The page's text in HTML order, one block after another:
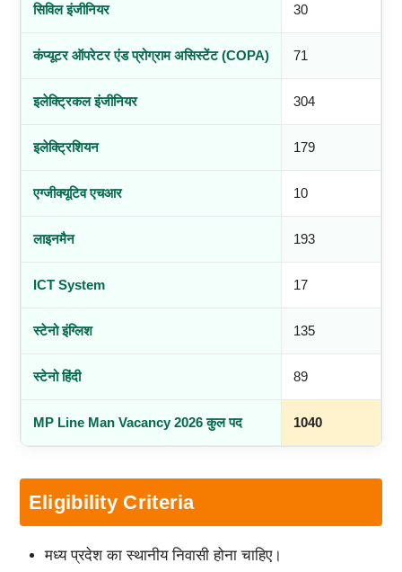
सिविल इंजीनियर 30
कंप्यूटर ऑपरेटर एंड प्रोग्राम असिस्टेंट (COPA) 71
इलेक्ट्रिकल इंजीनियर 304
इलेक्ट्रिशियन 179
एग्जीक्यूटिव एचआर 10
लाइनमैन 193
ICT System 17
स्टेनो इंग्लिश 135
स्टेनो हिंदी 89
MP Line Man Vacancy 2026 कुल पद 1040
Eligibility Criteria
मध्य प्रदेश का स्थानीय निवासी होना चाहिए।